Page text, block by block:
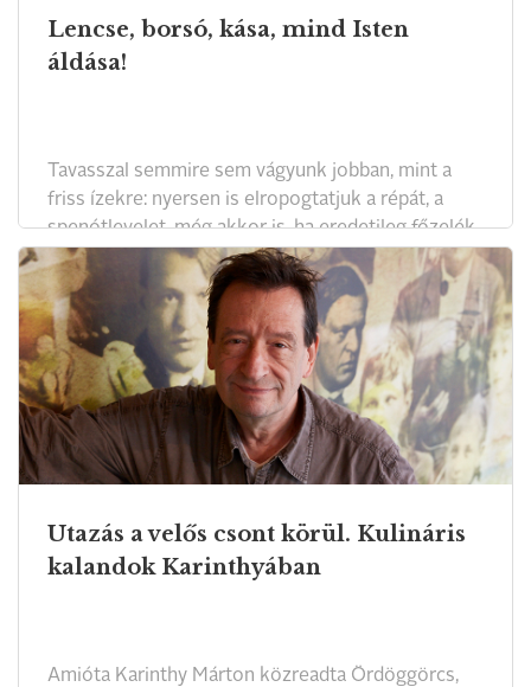
Lencse, borsó, kása, mind Isten
áldása!
Tavasszal semmire sem vágyunk jobban, mint a
friss ízekre: nyersen is elropogtatjuk a répát, a
spenótlevelet, még akkor is, ha eredetileg főzelék-
alapanyagnak vásároltuk be a piacon. Mire
felnövünk, legtöbbünk megbékél a zöldségekkel,
amelyekkel bizony sok gyerek hadilábon áll.
Utazás a velős csont körül. Kulináris
kalandok Karinthyában
Amióta Karinthy Márton közreadta Ördöggörcs,